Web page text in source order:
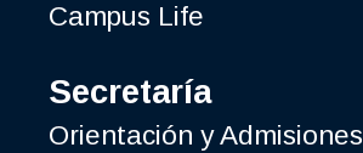
Campus Life
Secretaría
Orientación y Admisiones